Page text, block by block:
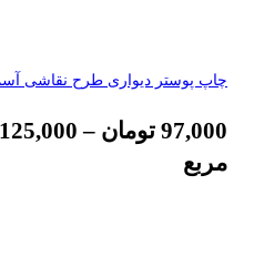
چاپ پوستر دیواری طرح نقاشی آسمان
97,000 تومان –
125,000
مربع